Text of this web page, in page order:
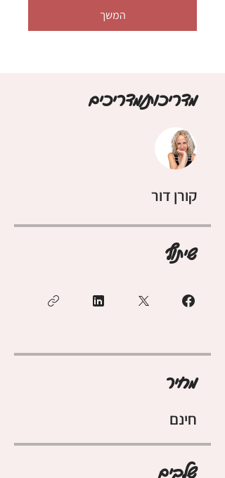
המשך
מדריכות/מדריכים
קורן דור
שיתוף
מחיר
חינם
שלבים